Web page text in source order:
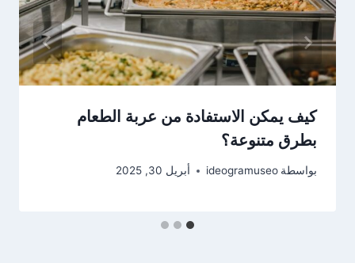
كيف يمكن الاستفادة من عربة الطعام
بطرق متنوعة؟
بواسطة ideogramuseo أبريل 30, 2025